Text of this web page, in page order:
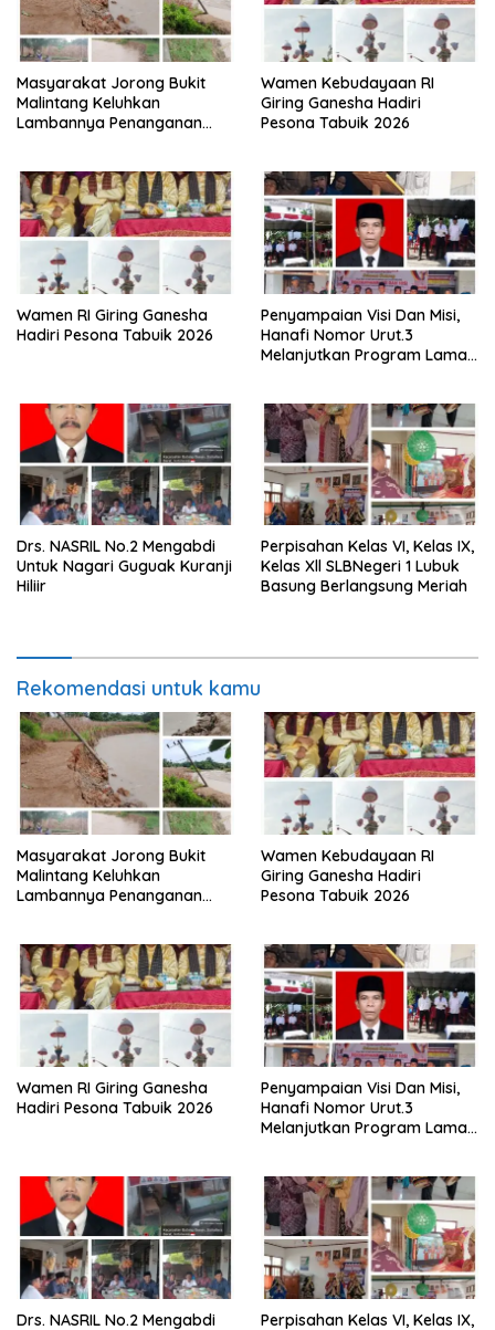
Masyarakat Jorong Bukit
Malintang Keluhkan
Lambannya Penanganan
Wamen Kebudayaan RI
Giring Ganesha Hadiri
Pesona Tabuik 2026
Wamen RI Giring Ganesha
Hadiri Pesona Tabuik 2026
Penyampaian Visi Dan Misi,
Hanafi Nomor Urut.3
Melanjutkan Program Lama
Drs. NASRIL No.2 Mengabdi
Untuk Nagari Guguak Kuranji
Hiliir
Perpisahan Kelas VI, Kelas IX,
Kelas Xll SLBNegeri 1 Lubuk
Basung Berlangsung Meriah
Rekomendasi untuk kamu
Masyarakat Jorong Bukit
Malintang Keluhkan
Lambannya Penanganan
Wamen Kebudayaan RI
Giring Ganesha Hadiri
Pesona Tabuik 2026
Wamen RI Giring Ganesha
Hadiri Pesona Tabuik 2026
Penyampaian Visi Dan Misi,
Hanafi Nomor Urut.3
Melanjutkan Program Lama
Drs. NASRIL No.2 Mengabdi
Perpisahan Kelas VI, Kelas IX,